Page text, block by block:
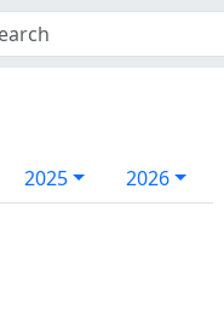
2025 2026